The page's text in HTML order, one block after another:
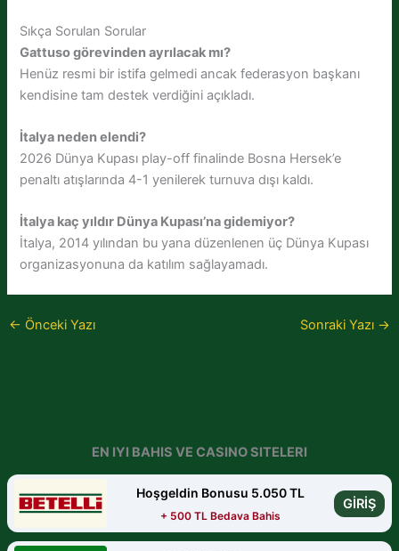
EN IYI BAHIS VE CASINO SITELERI
Hoşgeldin Bonusu 5.050 TL
+ 500 TL Bedava Bahis
GİRİŞ
Sıkça Sorulan Sorular
Gattuso görevinden ayrılacak mı?
Henüz resmi bir istifa gelmedi ancak federasyon başkanı
kendisine tam destek verdiğini açıkladı.
İtalya neden elendi?
2026 Dünya Kupası play-off finalinde Bosna Hersek’e
penaltı atışlarında 4-1 yenilerek turnuva dışı kaldı.
İtalya kaç yıldır Dünya Kupası’na gidemiyor?
İtalya, 2014 yılından bu yana düzenlenen üç Dünya Kupası
organizasyonuna da katılım sağlayamadı.
← Önceki Yazı Sonraki Yazı →